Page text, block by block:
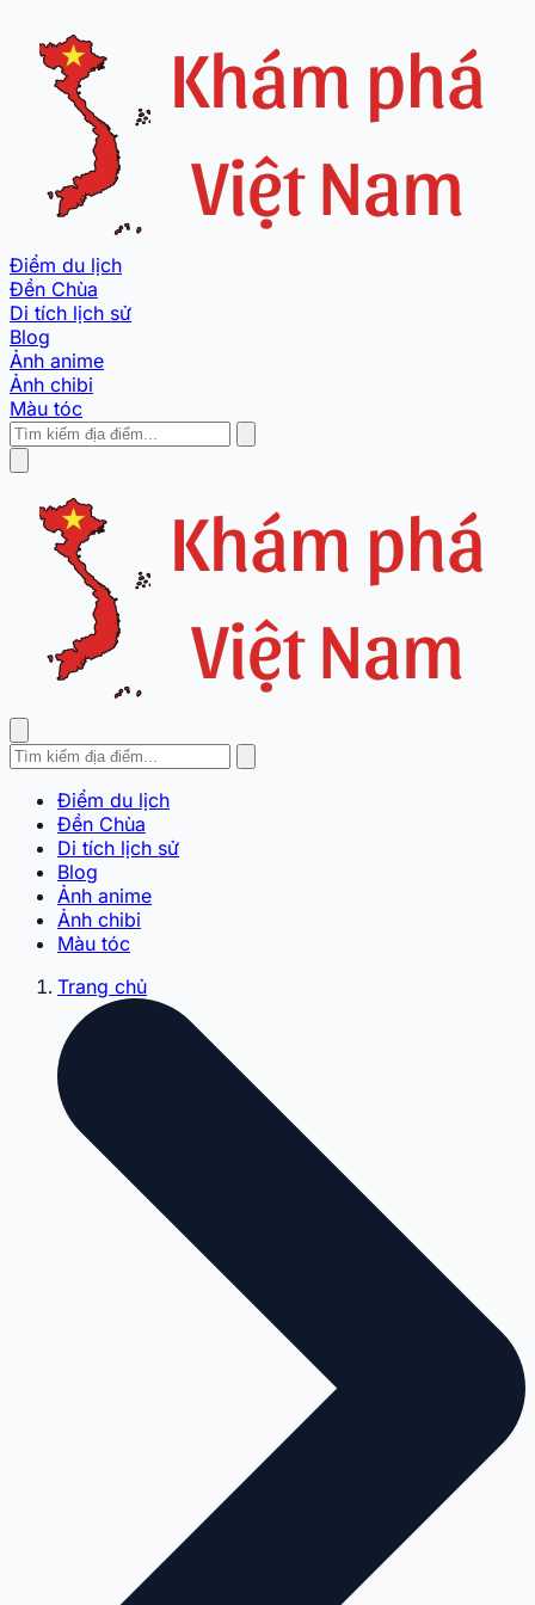
Điểm du lịch
Đền Chùa
Di tích lịch sử
Blog
Ảnh anime
Ảnh chibi
Màu tóc
Điểm du lịch
Đền Chùa
Di tích lịch sử
Blog
Ảnh anime
Ảnh chibi
Màu tóc
Trang chủ